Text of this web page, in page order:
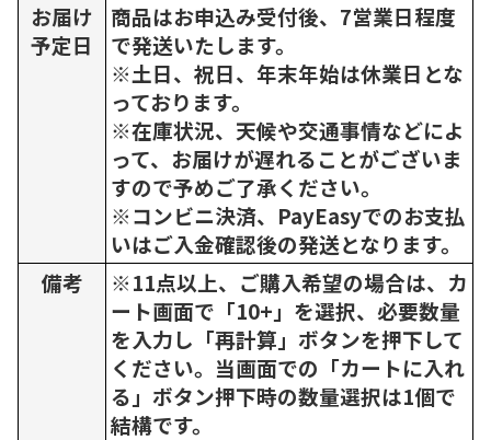
お届け
予定日
商品はお申込み受付後、7営業日程度
で発送いたします。
※土日、祝日、年末年始は休業日とな
っております。
※在庫状況、天候や交通事情などによ
って、お届けが遅れることがございま
すので予めご了承ください。
※コンビニ決済、PayEasyでのお支払
いはご入金確認後の発送となります。
備考
※11点以上、ご購入希望の場合は、カ
ート画面で「10+」を選択、必要数量
を入力し「再計算」ボタンを押下して
ください。当画面での「カートに入れ
る」ボタン押下時の数量選択は1個で
結構です。